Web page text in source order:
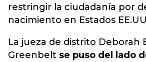
restringir la ciudadanía por
nacimiento en Estados
La jueza de distrito Deborah
Greenbelt se puso del lado